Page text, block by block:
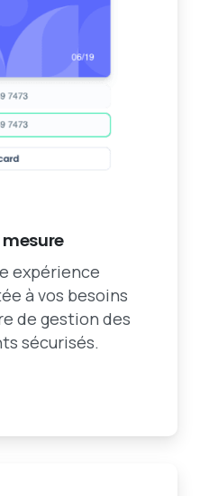
expérience
à vos besoins
de gestion des
sécurisés.